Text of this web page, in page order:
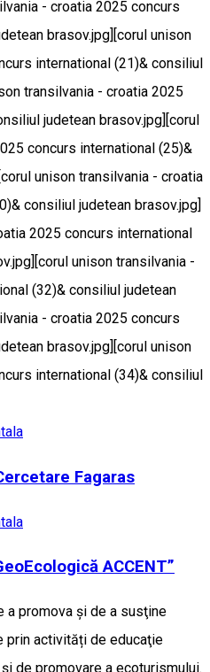
- croatia 2025 concurs
brasov.jpg][corul unison
international (21)& consiliul
transilvania - croatia 2025
judetean brasov.jpg][corul
concurs international (25)&
unison transilvania - croatia
consiliul judetean brasov.jpg]
2025 concurs international
unison transilvania -
(32)& consiliul judetean
- croatia 2025 concurs
brasov.jpg][corul unison
international (34)& consiliul
Fagaras
ACCENT”
a promova și de a susţine
activități de educaţie
de promovare a ecoturismului.